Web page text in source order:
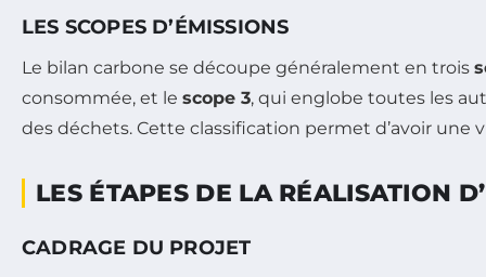
LES SCOPES D’ÉMISSIONS
Le bilan carbone se découpe généralement en trois
consommée, et le scope 3, qui englobe toutes les
des déchets. Cette classification permet d’avoir une
LES ÉTAPES DE LA RÉALISATION
CADRAGE DU PROJET